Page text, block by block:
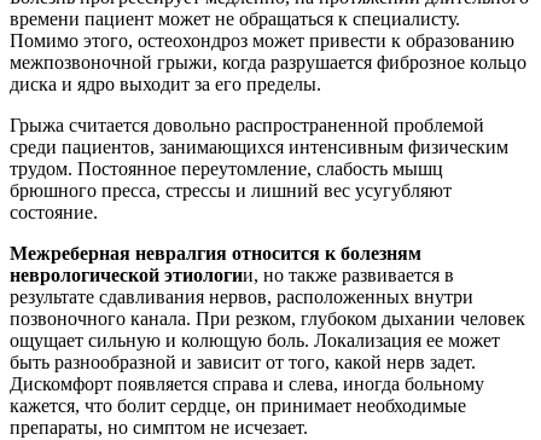
времени пациент может не обращаться к специалисту.
Помимо этого, остеохондроз может привести к образованию
межпозвоночной грыжи, когда разрушается фиброзное кольцо
диска и ядро выходит за его пределы.
Грыжа считается довольно распространенной проблемой
среди пациентов, занимающихся интенсивным физическим
трудом. Постоянное переутомление, слабость мышц
брюшного пресса, стрессы и лишний вес усугубляют
состояние.
Межреберная невралгия относится к болезням
неврологической этиологии, но также развивается в
результате сдавливания нервов, расположенных внутри
позвоночного канала. При резком, глубоком дыхании человек
ощущает сильную и колющую боль. Локализация ее может
быть разнообразной и зависит от того, какой нерв задет.
Дискомфорт появляется справа и слева, иногда больному
кажется, что болит сердце, он принимает необходимые
препараты, но симптом не исчезает.